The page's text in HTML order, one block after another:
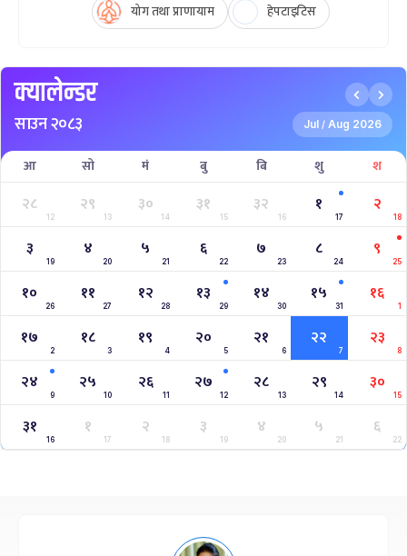
योग तथा प्राणायाम
हेपटाइटिस
क्यालेन्डर
साउन २०८३ Jul / Aug 2026
आ सो मं बु बि शु श
२८
12
२९
13
३०
14
३१
15
३२
16
१
17
२
18
३
19
४
20
५
21
६
22
७
23
८
24
९
25
१०
26
११
27
१२
28
१३
29
१४
30
१५
31
१६
1
१७
2
१८
3
१९
4
२०
5
२१
6
२२
7
२३
8
२४
9
२५
10
२६
11
२७
12
२८
13
२९
14
३०
15
३१
16
१
17
२
18
३
19
४
20
५
21
६
22